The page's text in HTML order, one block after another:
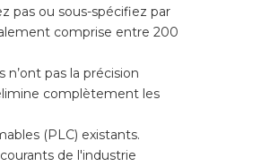
pas ou sous-spécifiez par
comprise entre 200
pas la précision
complètement les
(PLC) existants.
de l'industrie